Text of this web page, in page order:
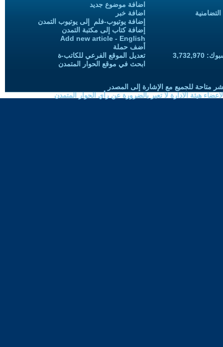
اضافة موضوع جديد
اضافة خبر
إضافة يوتيوب-فلم إلى يوتيوب التمدن
إضافة كتاب إلى مكتبة التمدن
Add new article - English
أضف حملة
تعديل الموقع الفرعي للكاتب-ة
ابحث في موقع الحوار المتمدن
متاحة للجميع مع الإشارة إلى المصدر
هيئة الادارة لا تعبر بالضرورة عن رأي الحوار المتمدن